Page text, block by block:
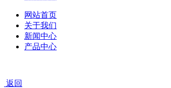
网站首页
关于我们
新闻中心
产品中心
返回